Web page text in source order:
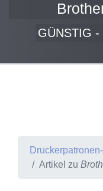
GÜNSTIG -
Artikel zu